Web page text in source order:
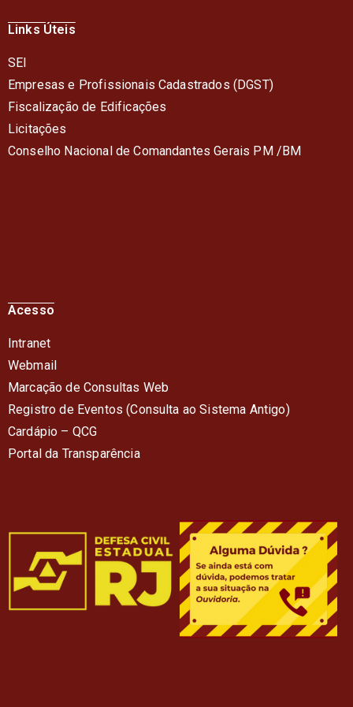
Links Úteis
SEI
Empresas e Profissionais Cadastrados (DGST)
Fiscalização de Edificações
Licitações
Conselho Nacional de Comandantes Gerais PM /BM
Acesso
Intranet
Webmail
Marcação de Consultas Web
Registro de Eventos (Consulta ao Sistema Antigo)
Cardápio – QCG
Portal da Transparência